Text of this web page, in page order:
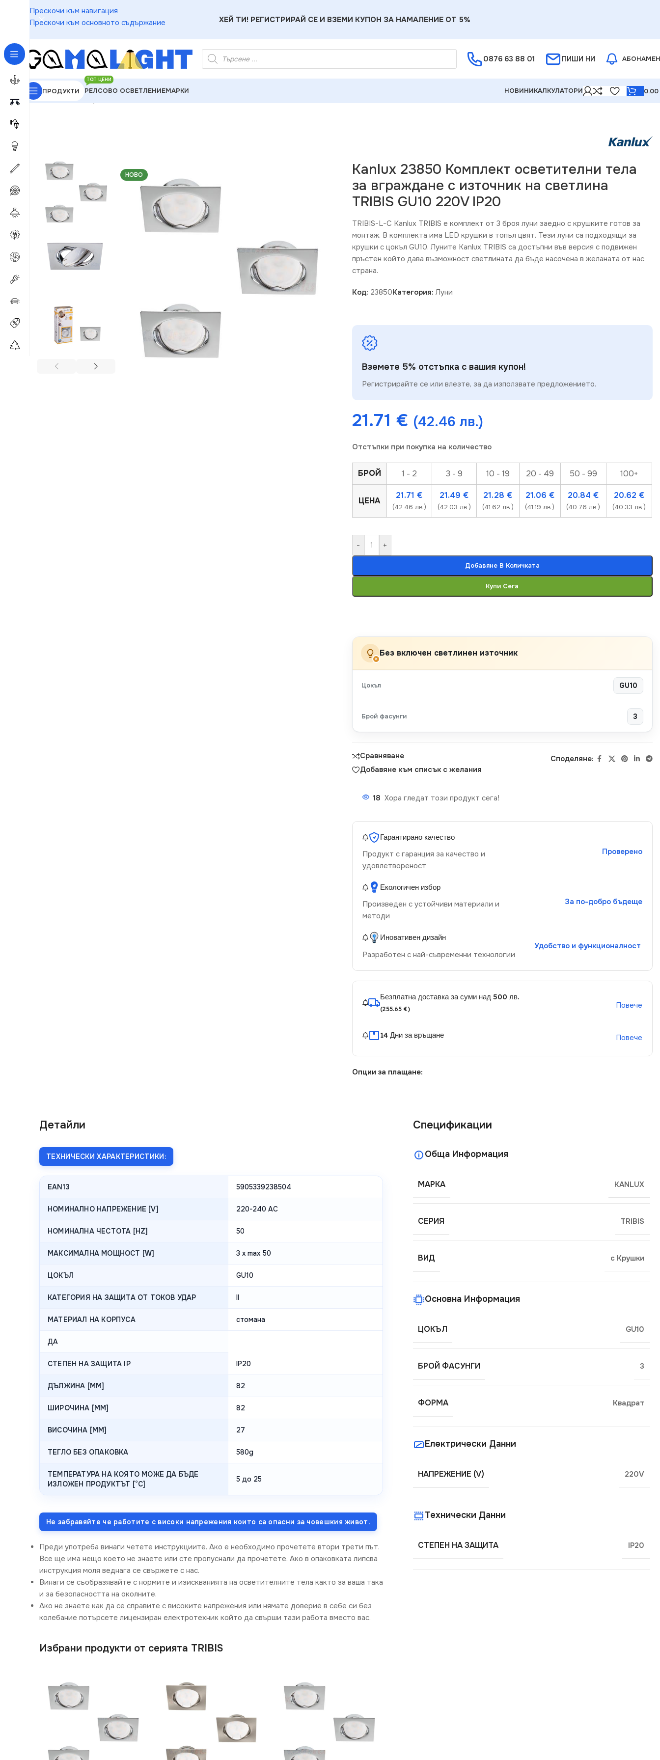
Прескочи към навигация
Прескочи към основното съдържание
ХЕЙ ТИ! РЕГИСТРИРАЙ СЕ И ВЗЕМИ КУПОН ЗА НАМАЛЕНИЕ ОТ 5%
0876 63 88 01 ПИШИ НИ
ПРОДУКТИ РЕЛСОВО ОСВЕТЛЕНИЕ
ТОП ЦЕНИ
МАРКИ НОВИНИКАЛКУЛАТОРИ 0.00
GAMALIGHT»
НОВО
Kanlux 23850 Комплект осветителни тела
за вграждане с източник на светлина
TRIBIS GU10 220V IP20
TRIBIS-L-C Kanlux TRIBIS е комплект от 3 броя луни заедно с крушките готов за
монтаж. В комплекта има LED крушки в топъл цвят. Тези луни са подходящи за
крушки с цокъл GU10. Луните Kanlux TRIBIS са достъпни във версия с подвижен
пръстен който дава възможност светлината да бъде насочена в желаната от нас
страна.
Код: 23850Категория: Луни
Вземете 5% отстъпка с вашия купон!
Регистрирайте се или влезте, за да използвате предложението.
21.71 € (42.46 лв.)
Отстъпки при покупка на количество
БРОЙ 1 - 2 3 - 9 10 - 19 20 - 49 50 - 99 100+
ЦЕНА
21.71€
(42.46 лв.)
21.49€
(42.03 лв.)
21.28€
(41.62 лв.)
21.06 €
(41.19 лв.)
20.84€
(40.76 лв.)
20.62 €
(40.33 лв.)
- +
Добавяне В Количката
Купи Сега
×
Без включен светлинен източник
Цокъл GU10
Брой фасунги 3
Сравняване
Добавяне към списък с желания
Споделяне:
18 Хора гледат този продукт сега!
Гарантирано качество
Продукт с гаранция за качество и
удовлетвореност
Проверено
Екологичен избор
Произведен с устойчиви материали и
методи
За по-добро бъдеще
Иновативен дизайн
Разработен с най-съвременни технологии
Удобство и функционалност
Безплатна доставка за суми над 500 лв.
(255.65 €) Повече
14 Дни за връщане Повече
Опции за плащане:
Детайли
ТЕХНИЧЕСКИ ХАРАКТЕРИСТИКИ:
EAN13 5905339238504
НОМИНАЛНО НАПРЕЖЕНИЕ [V] 220-240 AC
НОМИНАЛНА ЧЕСТОТА [HZ] 50
МАКСИМАЛНА МОЩНОСТ [W] 3 x max 50
ЦОКЪЛ GU10
КАТЕГОРИЯ НА ЗАЩИТА ОТ ТОКОВ УДАР II
МАТЕРИАЛ НА КОРПУСА стомана
ДА
СТЕПЕН НА ЗАЩИТА IP IP20
ДЪЛЖИНА [MM] 82
ШИРОЧИНА [MM] 82
ВИСОЧИНА [MM] 27
ТЕГЛО БЕЗ ОПАКОВКА 580g
ТЕМПЕРАТУРА НА КОЯТО МОЖЕ ДА БЪДЕ
ИЗЛОЖЕН ПРОДУКТЪТ [°C]
5 до 25
Не забравяйте че работите с високи напрежения които са опасни за човешкия живот.
Преди употреба винаги четете инструкциите. Ако е необходимо прочетете втори трети път.
Все ще има нещо което не знаете или сте пропуснали да прочетете. Ако в опаковката липсва
инструкция моля веднага се свържете с нас.
Винаги се съобразявайте с нормите и изискванията на осветителните тела както за ваша така
и за безопасността на околните.
Ако не знаете как да се справите с високите напрежения или нямате доверие в себе си без
колебание потърсете лицензиран електротехник който да свърши тази работа вместо вас.
Избрани продукти от серията TRIBIS
Спецификации
Обща Информация
МАРКА KANLUX
СЕРИЯ TRIBIS
ВИД с Крушки
Основна Информация
ЦОКЪЛ GU10
БРОЙ ФАСУНГИ 3
ФОРМА Квадрат
Електрически Данни
НАПРЕЖЕНИЕ (V) 220V
Технически Данни
СТЕПЕН НА ЗАЩИТА IP20